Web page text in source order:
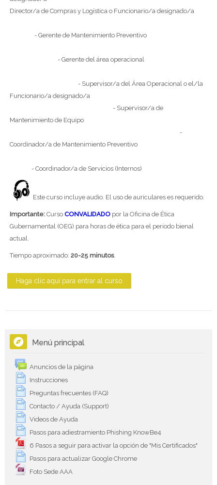
Director/a de Compras y Logística o Funcionario/a designado/a
- Gerente de Mantenimiento Preventivo
- Gerente del área operacional
- Supervisor/a del Área Operacional o el/la
Funcionario/a designado/a
- Supervisor/a de
Mantenimiento de Equipo
-
Coordinador/a de Mantenimiento Preventivo
- Coordinador/a de Servicios (Internos)
Este curso incluye audio. El uso de auriculares es requerido.
Importante: Curso CONVALIDADO por la Oficina de Ética
Gubernamental (OEG) para horas de ética para el periodo bienal
actual.
Tiempo aproximado: 20-25 minutos.
Haga clic aquí para entrar al curso
Salta Menú principal
Menú principal
Anuncios de la página
Instrucciones
Preguntas frecuentes (FAQ)
Contacto / Ayuda (Support)
Videos de Ayuda
Pasos para adiestramiento Phishing KnowBe4
6 Pasos a seguir para activar la opción de "Mis Certificados"
Pasos para actualizar Google Chrome
Foto Sede AAA